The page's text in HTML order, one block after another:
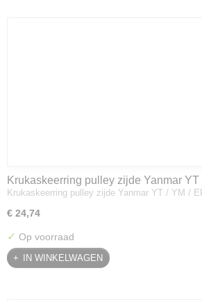
Krukaskeerring pulley zijde Yanmar YT
Deere - 119934-01800
Krukaskeerring pulley zijde Yanmar YT / YM /
€ 24,74
✓ Op voorraad
IN WINKELWAGEN